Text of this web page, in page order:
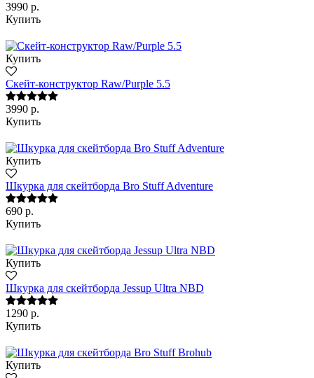
3990 р.
Купить
Купить
Скейт-конструктор Raw/Purple 5.5
3990 р.
Купить
Купить
Шкурка для скейтборда Bro Stuff Adventure
690 р.
Купить
Купить
Шкурка для скейтборда Jessup Ultra NBD
1290 р.
Купить
Купить